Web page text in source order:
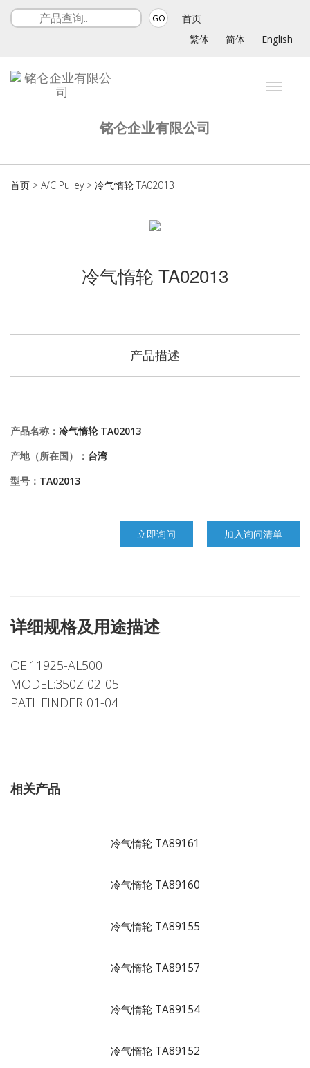
GO
首页
繁体
简体 English
Toggle
铭仑企业有限公司
首页 > A/C Pulley> 冷气惰轮 TA02013
冷气惰轮 TA02013
产品描述
产品名称： 冷气惰轮 TA02013
产地（所在国）： 台湾
型号： TA02013
立即询问 加入询问清单
详细规格及用途描述
OE:11925-AL500
MODEL:350Z 02-05
PATHFINDER 01-04
相关产品
冷气惰轮 TA89161
冷气惰轮 TA89160
冷气惰轮 TA89155
冷气惰轮 TA89157
冷气惰轮 TA89154
冷气惰轮 TA89152